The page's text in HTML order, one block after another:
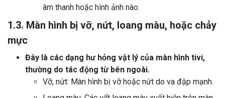
âm thanh hoặc hình ảnh nào.
1.3. Màn hình bị vỡ, nứt, loang màu, hoặc chảy
mực
Đây là các dạng hư hỏng vật lý của màn hình tivi,
thường do tác động từ bên ngoài.
Vỡ, nứt: Màn hình bị vỡ hoặc nứt do va đập mạnh.